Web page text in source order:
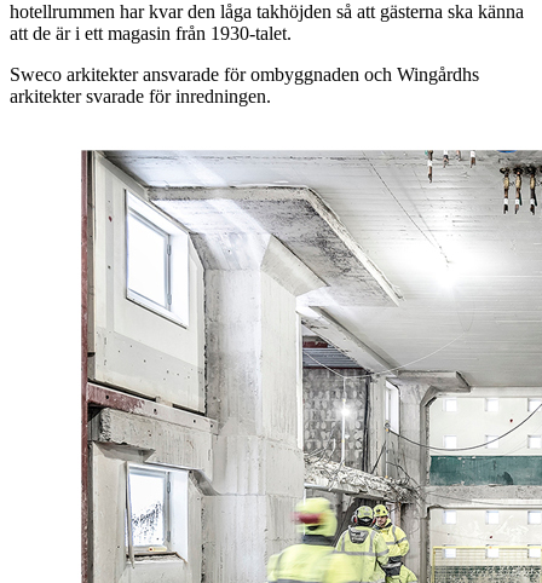
hotellrummen har kvar den låga takhöjden så att gästerna ska känna
att de är i ett magasin från 1930-talet.
Sweco arkitekter ansvarade för ombyggnaden och Wingårdhs
arkitekter svarade för inredningen.